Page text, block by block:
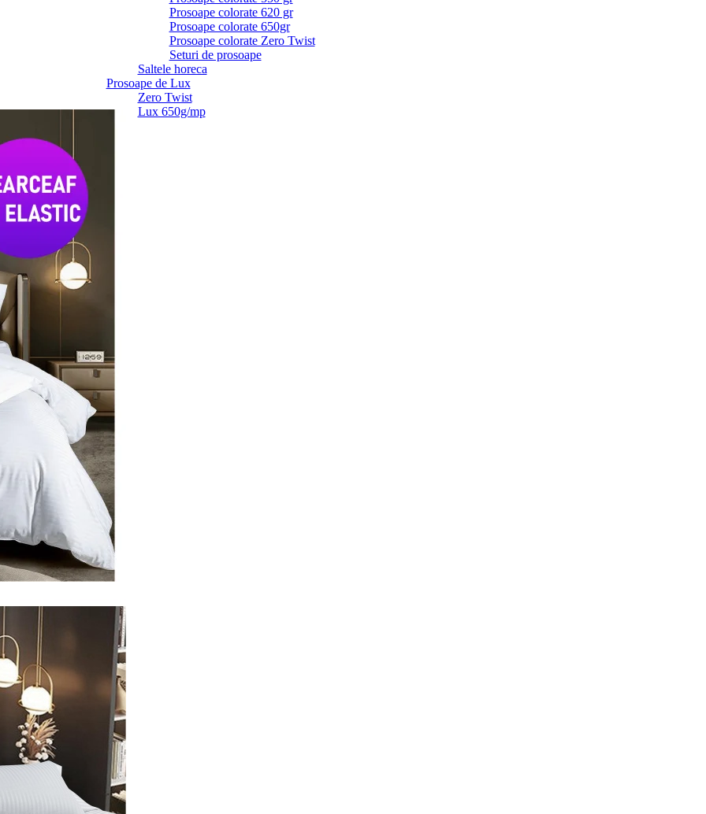
Prosoape colorate 620 gr
Prosoape colorate 650gr
Prosoape colorate Zero Twist
Seturi de prosoape
Saltele horeca
Prosoape de Lux
Zero Twist
Lux 650g/mp